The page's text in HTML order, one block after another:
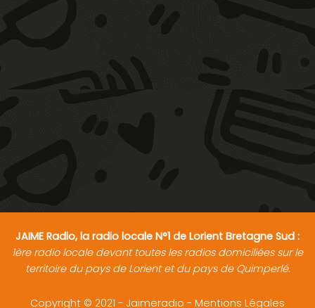
JAIME Radio, la radio locale N°1 de Lorient Bretagne Sud :
1ère radio locale devant toutes les radios domiciliées sur le
territoire du pays de Lorient et du pays de Quimperlé.
Copyright © 2021 - Jaimeradio - Mentions Légales